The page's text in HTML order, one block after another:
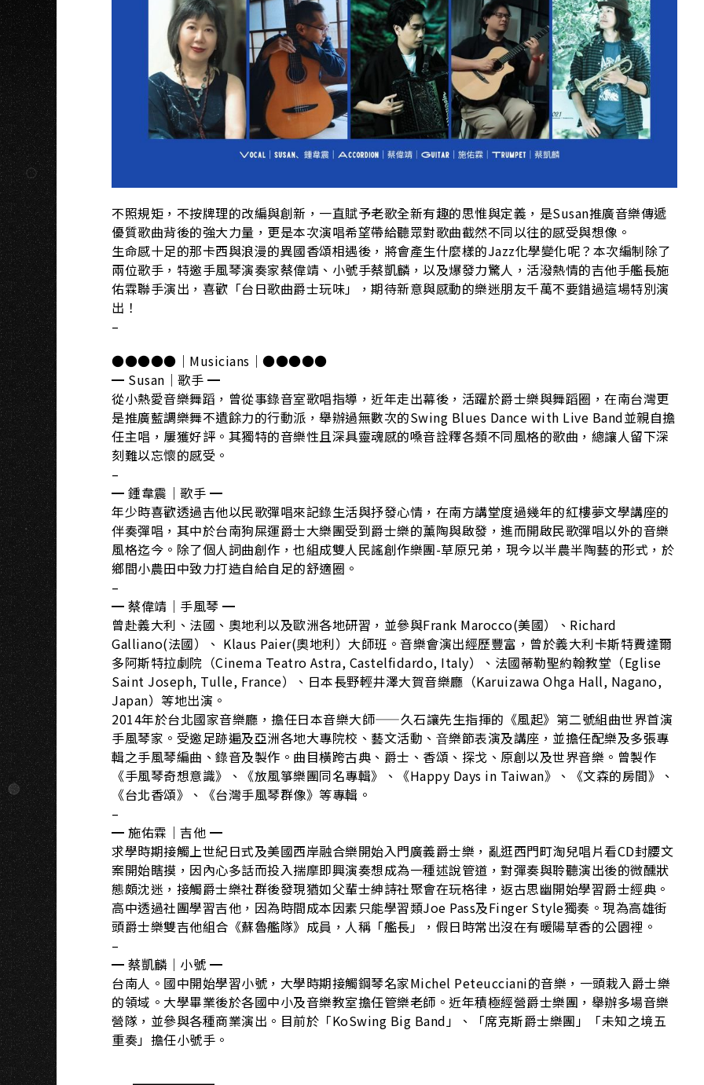
不照規矩，不按牌理的改編與創新，一直賦予老歌全新有趣的思惟與定義，是Susan推廣音樂傳遞
優質歌曲背後的強大力量，更是本次演唱希望帶給聽眾對歌曲截然不同以往的感受與想像。
生命感十足的那卡西與浪漫的異國香頌相遇後，將會產生什麼樣的Jazz化學變化呢？本次編制除了
兩位歌手，特邀手風琴演奏家蔡偉靖、小號手蔡凱麟，以及爆發力驚人，活潑熱情的吉他手艦長施
佑霖聯手演出，喜歡「台日歌曲爵士玩味」，期待新意與感動的樂迷朋友千萬不要錯過這場特別演
出！
–
●●●●●｜Musicians｜●●●●●
━ Susan｜歌手 ━
從小熱愛音樂舞蹈，曾從事錄音室歌唱指導，近年走出幕後，活躍於爵士樂與舞蹈圈，在南台灣更
是推廣藍調樂舞不遺餘力的行動派，舉辦過無數次的Swing Blues Dance with Live Band並親自擔
任主唱，屢獲好評。其獨特的音樂性且深具靈魂感的嗓音詮釋各類不同風格的歌曲，總讓人留下深
刻難以忘懷的感受。
–
━ 鍾韋震｜歌手 ━
年少時喜歡透過吉他以民歌彈唱來記錄生活與抒發心情，在南方講堂度過幾年的紅樓夢文學講座的
伴奏彈唱，其中於台南狗屎運爵士大樂團受到爵士樂的薰陶與啟發，進而開啟民歌彈唱以外的音樂
風格迄今。除了個人詞曲創作，也組成雙人民謠創作樂團-草原兄弟，現今以半農半陶藝的形式，於
鄉間小農田中致力打造自給自足的舒適圈。
–
━ 蔡偉靖｜手風琴 ━
曾赴義大利、法國、奧地利以及歐洲各地研習，並參與Frank Marocco(美國）、Richard
Galliano(法國）、 Klaus Paier(奧地利）大師班。音樂會演出經歷豐富，曾於義大利卡斯特費達爾
多阿斯特拉劇院（Cinema Teatro Astra, Castelfidardo, Italy）、法國蒂勒聖約翰教堂（Eglise
Saint Joseph, Tulle, France）、日本長野輕井澤大賀音樂廳（Karuizawa Ohga Hall, Nagano,
Japan）等地出演。
2014年於台北國家音樂廳，擔任日本音樂大師——久石讓先生指揮的《風起》第二號組曲世界首演
手風琴家。受邀足跡遍及亞洲各地⼤專院校、藝⽂活動、⾳樂節表演及講座，並擔任配樂及多張專
輯之手風琴編曲、錄音及製作。曲目橫跨古典、爵士、香頌、探戈、原創以及世界音樂。曾製作
《手風琴奇想意識》、《放風箏樂團同名專輯》、《Happy Days in Taiwan》、《文森的房間》、
《台北香頌》、《台灣手風琴群像》等專輯。
–
━ 施佑霖｜吉他 ━
求學時期接觸上世紀日式及美國西岸融合樂開始入門廣義爵士樂，亂逛西門町淘兒唱片看CD封腰文
案開始瞎摸，因內心多話而投入揣摩即興演奏想成為一種述說管道，對彈奏與聆聽演出後的微醺狀
態頗沈迷，接觸爵士樂社群後發現猶如父輩士紳詩社聚會在玩格律，返古思幽開始學習爵士經典。
高中透過社團學習吉他，因為時間成本因素只能學習類Joe Pass及Finger Style獨奏。現為高雄街
頭爵士樂雙吉他組合《蘇魯艦隊》成員，人稱「艦長」，假日時常出沒在有暖陽草香的公園裡。
–
━ 蔡凱麟｜小號 ━
台南人。國中開始學習小號，大學時期接觸鋼琴名家Michel Peteucciani的音樂，一頭栽入爵士樂
的領域。大學畢業後於各國中小及音樂教室擔任管樂老師。近年積極經營爵士樂團，舉辦多場音樂
營隊，並參與各種商業演出。目前於「KoSwing Big Band」、「席克斯爵士樂團」「未知之境五
重奏」擔任小號手。